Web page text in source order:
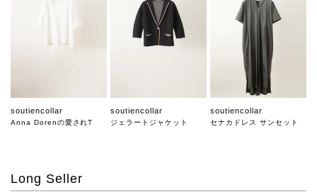
soutiencollar
Anna Dorenの愛されT
soutiencollar
ジェラートジャケット
soutiencollar
セナカドレス サンセット
Long Seller